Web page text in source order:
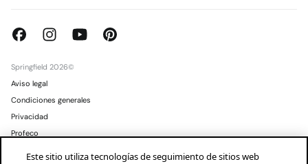
Springfield 2026©
Aviso legal
Condiciones generales
Privacidad
Profeco
Este sitio utiliza tecnologías de seguimiento de sitios web